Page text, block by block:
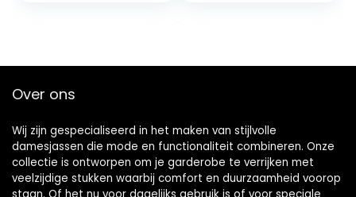
Over ons
Wij zijn gespecialiseerd in het maken van stijlvolle
damesjassen die mode en functionaliteit combineren. Onze
collectie is ontworpen om je garderobe te verrijken met
veelzijdige stukken waarbij comfort en duurzaamheid voorop